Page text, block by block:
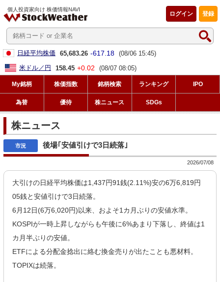
個人投資家向け 株価情報NAVI
登録
ログイン
日経平均株価 65,683.26 -617.18 (08/06 15:45)
米ドル／円
158.45 +0.02 (08/07 08:05)
My銘柄 株価指数 銘柄検索 ランキング IPO
為替 優待 株ニュース SDGs
株ニュース
後場｢安値引けで3日続落｣
2026/07/08
大引けの日経平均株価は1,437円91銭(2.11%)安の6万6,819円
05銭と安値引けで3日続落。
6月12日(6万6,020円)以来、およそ1カ月ぶりの安値水準。
KOSPIが一時上昇しながらも午後に6%あまり下落し、終値は1
カ月半ぶりの安値。
ETFによる分配金捻出に絡む換金売りが出たことも悪材料。
TOPIXは続落。